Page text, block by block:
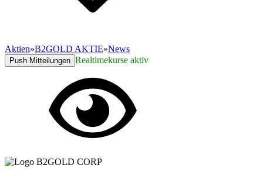
Aktien»B2GOLD AKTIE»News
Push Mitteilungen Realtimekurse aktiv